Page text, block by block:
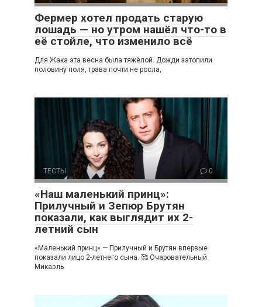
Фермер хотел продать старую
лошадь — но утром нашёл что-то в
её стойле, что изменило всё
Для Жака эта весна была тяжёлой. Дожди затопили
половину поля, трава почти не росла,
ТЕСТЫ 0
«Наш маленький принц»:
Прилучный и Зепюр Брутян
показали, как выглядит их 2-
летний сын
«Маленький принц» — Прилучный и Брутян впервые
показали лицо 2-летнего сына. 🥰 Очаровательный
Микаэль